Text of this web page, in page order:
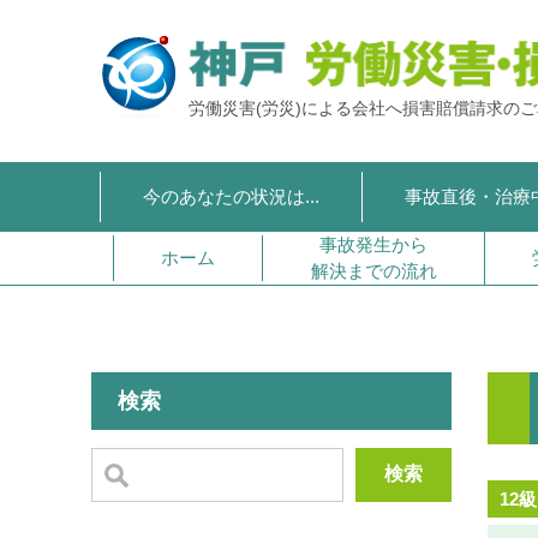
労働災害(労災)による会社へ損害賠償請求の
今のあなたの状況は... 事故直後・治療
ホーム
事故発生から
解決までの流れ
12級
検索
検索